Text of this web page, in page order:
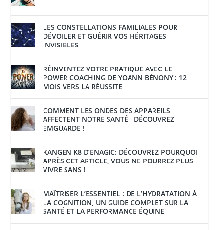
LES CONSTELLATIONS FAMILIALES POUR
DÉVOILER ET GUÉRIR VOS HÉRITAGES
INVISIBLES
RÉINVENTEZ VOTRE PRATIQUE AVEC LE
POWER COACHING DE YOANN BÉNONY : 12
MOIS VERS LA RÉUSSITE
COMMENT LES ONDES DES APPAREILS
AFFECTENT NOTRE SANTÉ : DÉCOUVREZ
EMGUARDE !
KANGEN K8 D’ENAGIC: DÉCOUVREZ POURQUOI
APRÈS CET ARTICLE, VOUS NE POURREZ PLUS
VIVRE SANS !
MAÎTRISER L’ESSENTIEL : DE L’HYDRATATION À
LA COGNITION, UN GUIDE COMPLET SUR LA
SANTÉ ET LA PERFORMANCE ÉQUINE